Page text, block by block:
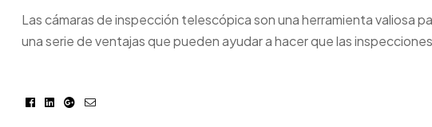
Las cámaras de inspección telescópica son una herramienta valiosa
una serie de ventajas que pueden ayudar a hacer que las
Facebook
LinkedinGoogle+
E-